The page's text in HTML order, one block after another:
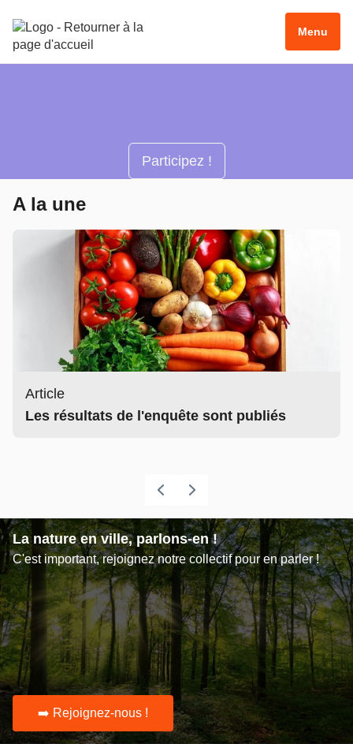
Menu
Participez !
A la une
Article
Les résultats de l'enquête sont publiés
La nature en ville, parlons-en !
C'est important, rejoignez notre collectif pour en parler !
➡️ Rejoignez-nous !